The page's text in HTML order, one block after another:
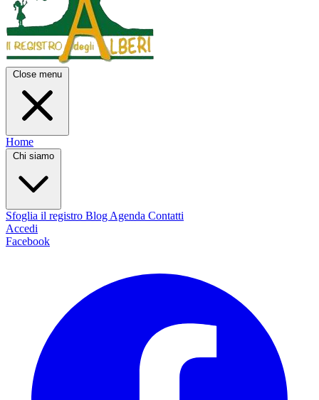
Close menu
Home
Chi siamo
Sfoglia il registro Blog Agenda Contatti
Accedi
Facebook